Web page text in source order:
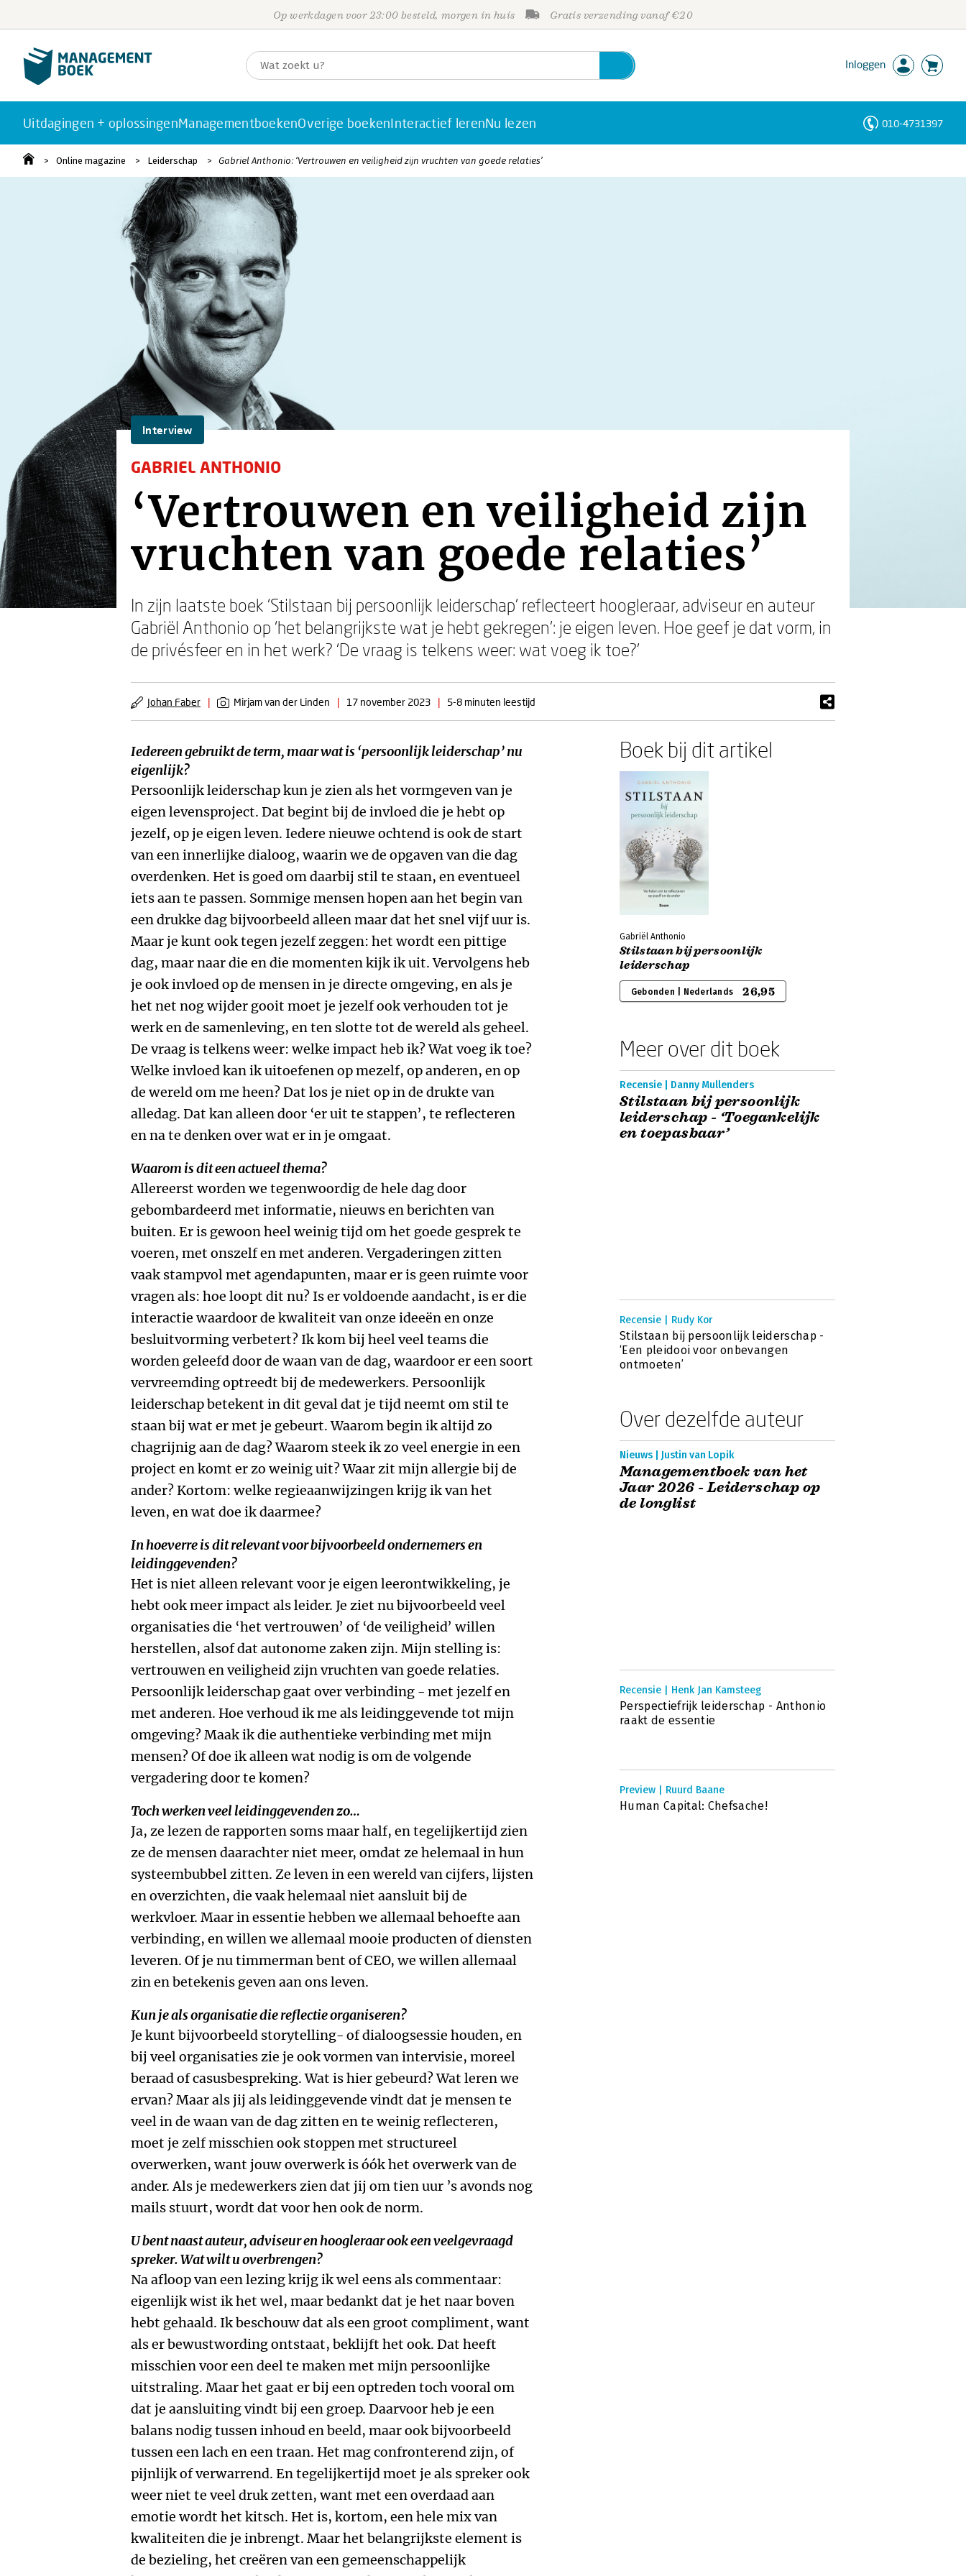
Op werkdagen voor 23:00 besteld, morgen in huis Gratis verzending vanaf €20
Inloggen
Uitdagingen + oplossingenManagementboekenOverige boekenInteractief lerenNu lezen 010-4731397
Online magazine Leiderschap Gabriel Anthonio: ‘Vertrouwen en veiligheid zijn vruchten van goede relaties’
Interview
GABRIEL ANTHONIO
‘Vertrouwen en veiligheid zijn
vruchten van goede relaties’
In zijn laatste boek ‘Stilstaan bij persoonlijk leiderschap’ reflecteert hoogleraar, adviseur en auteur
Gabriël Anthonio op ‘het belangrijkste wat je hebt gekregen’: je eigen leven. Hoe geef je dat vorm, in
de privésfeer en in het werk? ‘De vraag is telkens weer: wat voeg ik toe?’
Johan Faber | Mirjam van der Linden | 17 november 2023 | 5-8 minuten leestijd
Iedereen gebruikt de term, maar wat is ‘persoonlijk leiderschap’ nu
eigenlijk?
Persoonlijk leiderschap kun je zien als het vormgeven van je
eigen levensproject. Dat begint bij de invloed die je hebt op
jezelf, op je eigen leven. Iedere nieuwe ochtend is ook de start
van een innerlijke dialoog, waarin we de opgaven van die dag
overdenken. Het is goed om daarbij stil te staan, en eventueel
iets aan te passen. Sommige mensen hopen aan het begin van
een drukke dag bijvoorbeeld alleen maar dat het snel vijf uur is.
Maar je kunt ook tegen jezelf zeggen: het wordt een pittige
dag, maar naar die en die momenten kijk ik uit. Vervolgens heb
je ook invloed op de mensen in je directe omgeving, en als je
het net nog wijder gooit moet je jezelf ook verhouden tot je
werk en de samenleving, en ten slotte tot de wereld als geheel.
De vraag is telkens weer: welke impact heb ik? Wat voeg ik toe?
Welke invloed kan ik uitoefenen op mezelf, op anderen, en op
de wereld om me heen? Dat los je niet op in de drukte van
alledag. Dat kan alleen door ‘er uit te stappen’, te reflecteren
en na te denken over wat er in je omgaat.
Waarom is dit een actueel thema?
Allereerst worden we tegenwoordig de hele dag door
gebombardeerd met informatie, nieuws en berichten van
buiten. Er is gewoon heel weinig tijd om het goede gesprek te
voeren, met onszelf en met anderen. Vergaderingen zitten
vaak stampvol met agendapunten, maar er is geen ruimte voor
vragen als: hoe loopt dit nu? Is er voldoende aandacht, is er die
interactie waardoor de kwaliteit van onze ideeën en onze
besluitvorming verbetert? Ik kom bij heel veel teams die
worden geleefd door de waan van de dag, waardoor er een soort
vervreemding optreedt bij de medewerkers. Persoonlijk
leiderschap betekent in dit geval dat je tijd neemt om stil te
staan bij wat er met je gebeurt. Waarom begin ik altijd zo
chagrijnig aan de dag? Waarom steek ik zo veel energie in een
project en komt er zo weinig uit? Waar zit mijn allergie bij de
ander? Kortom: welke regieaanwijzingen krijg ik van het
leven, en wat doe ik daarmee?
In hoeverre is dit relevant voor bijvoorbeeld ondernemers en
leidinggevenden?
Het is niet alleen relevant voor je eigen leerontwikkeling, je
hebt ook meer impact als leider. Je ziet nu bijvoorbeeld veel
organisaties die ‘het vertrouwen’ of ‘de veiligheid’ willen
herstellen, alsof dat autonome zaken zijn. Mijn stelling is:
vertrouwen en veiligheid zijn vruchten van goede relaties.
Persoonlijk leiderschap gaat over verbinding - met jezelf en
met anderen. Hoe verhoud ik me als leidinggevende tot mijn
omgeving? Maak ik die authentieke verbinding met mijn
mensen? Of doe ik alleen wat nodig is om de volgende
vergadering door te komen?
Toch werken veel leidinggevenden zo…
Ja, ze lezen de rapporten soms maar half, en tegelijkertijd zien
ze de mensen daarachter niet meer, omdat ze helemaal in hun
systeembubbel zitten. Ze leven in een wereld van cijfers, lijsten
en overzichten, die vaak helemaal niet aansluit bij de
werkvloer. Maar in essentie hebben we allemaal behoefte aan
verbinding, en willen we allemaal mooie producten of diensten
leveren. Of je nu timmerman bent of CEO, we willen allemaal
zin en betekenis geven aan ons leven.
Kun je als organisatie die reflectie organiseren?
Je kunt bijvoorbeeld storytelling- of dialoogsessie houden, en
bij veel organisaties zie je ook vormen van intervisie, moreel
beraad of casusbespreking. Wat is hier gebeurd? Wat leren we
ervan? Maar als jij als leidinggevende vindt dat je mensen te
veel in de waan van de dag zitten en te weinig reflecteren,
moet je zelf misschien ook stoppen met structureel
overwerken, want jouw overwerk is óók het overwerk van de
ander. Als je medewerkers zien dat jij om tien uur ’s avonds nog
mails stuurt, wordt dat voor hen ook de norm.
U bent naast auteur, adviseur en hoogleraar ook een veelgevraagd
spreker. Wat wilt u overbrengen?
Na afloop van een lezing krijg ik wel eens als commentaar:
eigenlijk wist ik het wel, maar bedankt dat je het naar boven
hebt gehaald. Ik beschouw dat als een groot compliment, want
als er bewustwording ontstaat, beklijft het ook. Dat heeft
misschien voor een deel te maken met mijn persoonlijke
uitstraling. Maar het gaat er bij een optreden toch vooral om
dat je aansluiting vindt bij een groep. Daarvoor heb je een
balans nodig tussen inhoud en beeld, maar ook bijvoorbeeld
tussen een lach en een traan. Het mag confronterend zijn, of
pijnlijk of verwarrend. En tegelijkertijd moet je als spreker ook
weer niet te veel druk zetten, want met een overdaad aan
emotie wordt het kitsch. Het is, kortom, een hele mix van
kwaliteiten die je inbrengt. Maar het belangrijkste element is
de bezieling, het creëren van een gemeenschappelijk
Boek bij dit artikel
Gabriël Anthonio
Stilstaan bij persoonlijk
leiderschap
Gebonden | Nederlands 26,95
Meer over dit boek
Recensie | Danny Mullenders
Stilstaan bij persoonlijk
leiderschap - ‘Toegankelijk
en toepasbaar’
Recensie | Rudy Kor
Stilstaan bij persoonlijk leiderschap -
‘Een pleidooi voor onbevangen
ontmoeten’
Over dezelfde auteur
Nieuws | Justin van Lopik
Managementboek van het
Jaar 2026 - Leiderschap op
de longlist
Recensie | Henk Jan Kamsteeg
Perspectiefrijk leiderschap - Anthonio
raakt de essentie
Preview | Ruurd Baane
Human Capital: Chefsache!
Personen